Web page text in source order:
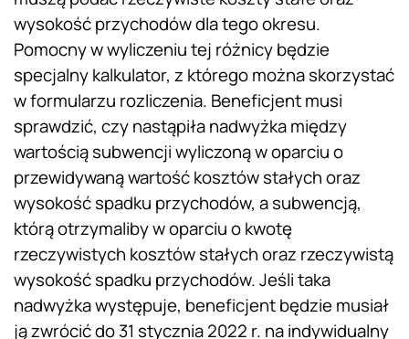
wysokość przychodów dla tego okresu.
Pomocny w wyliczeniu tej różnicy będzie
specjalny kalkulator, z którego można skorzystać
w formularzu rozliczenia. Beneficjent musi
sprawdzić, czy nastąpiła nadwyżka między
wartością subwencji wyliczoną w oparciu o
przewidywaną wartość kosztów stałych oraz
wysokość spadku przychodów, a subwencją,
którą otrzymaliby w oparciu o kwotę
rzeczywistych kosztów stałych oraz rzeczywistą
wysokość spadku przychodów. Jeśli taka
nadwyżka występuje, beneficjent będzie musiał
ją zwrócić do 31 stycznia 2022 r. na indywidualny